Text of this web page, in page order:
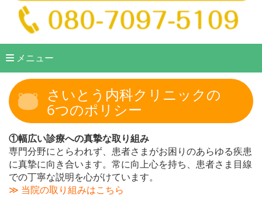
メニュー
さいとう内科クリニックの
6つのポリシー
①幅広い診療への真摯な取り組み
専門分野にとらわれず、患者さまがお困りのあらゆる疾患
に真摯に向き合います。常に向上心を持ち、患者さま目線
での丁寧な説明を心がけています。
≫ 当院の取り組みはこちら